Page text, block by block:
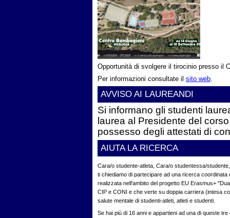
Opportunità di svolgere il tirocinio presso il
Per informazioni consultate il sito web.
AVVISO AI LAUREANDI
Si informano gli studenti
laurea al Presidente del
possesso degli attestati di
AIUTA LA RICERCA
Cara/o studente-atleta, Cara/o studentessa/studente,
ti chiediamo di partecipare ad una ricerca
realizzata nell'ambito del progetto EU Erasmus+
CIP e CONI e che verte su doppia carriera (intesa
salute mentale di studenti-atleti, atleti e studenti.
Se hai più di 16 anni e appartieni ad una di queste tre